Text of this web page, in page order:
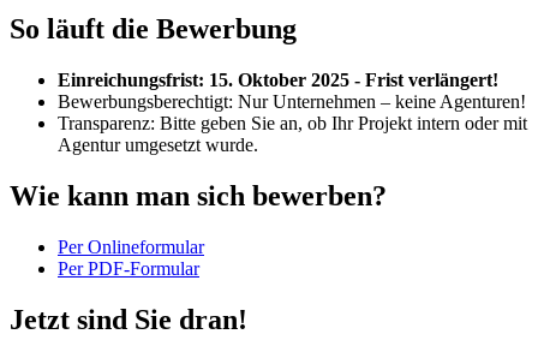
So läuft die Bewerbung
Einreichungsfrist: 15. Oktober 2025 - Frist verlängert!
Bewerbungsberechtigt: Nur Unternehmen – keine Agenturen!
Transparenz: Bitte geben Sie an, ob Ihr Projekt intern oder mit
Agentur umgesetzt wurde.
Wie kann man sich bewerben?
Per Onlineformular
Per PDF-Formular
Jetzt sind Sie dran!